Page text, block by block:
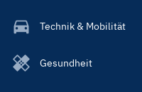
Technik & Mobilität
Gesundheit